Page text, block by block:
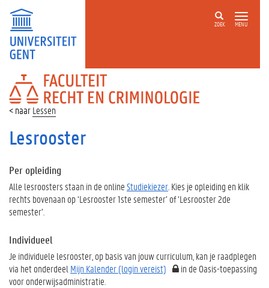
ZOEK MENU
FACULTEIT
RECHT
EN
CRIMINOLOGIE
Lessen
Lesrooster
Per opleiding
Alle lesroosters staan in de onlineStudiekiezer . Kies je opleiding en klik
rechts bovenaan op ‘Lesrooster 1ste semester’ of ‘Lesrooster 2de
semester’.
Individueel
Je individuele lesrooster, op basis van jouw curriculum, kan je raadplegen
via het onderdeel Mijn Kalender(login vereist) in de Oasis-toepassing
voor onderwijsadministratie.